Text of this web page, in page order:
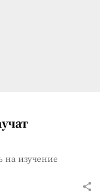
на изучение